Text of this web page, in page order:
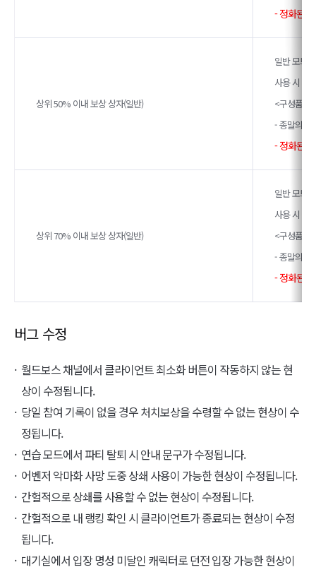
- 정화된
상위 50% 이내 보상 상자(일반)
일반 모드
사용 시 아
<구성품>
- 종말의 계
- 정화된
상위 70% 이내 보상 상자(일반)
일반 모드
사용 시 아
<구성품>
- 종말의 계
- 정화된
버그 수정
월드보스 채널에서 클라이언트 최소화 버튼이 작동하지 않는 현
상이 수정됩니다.
당일 참여 기록이 없을 경우 처치보상을 수령할 수 없는 현상이 수
정됩니다.
연습 모드에서 파티 탈퇴 시 안내 문구가 수정됩니다.
어벤저 악마화 사망 도중 상쇄 사용이 가능한 현상이 수정됩니다.
간헐적으로 상쇄를 사용할 수 없는 현상이 수정됩니다.
간헐적으로 내 랭킹 확인 시 클라이언트가 종료되는 현상이 수정
됩니다.
대기실에서 입장 명성 미달인 캐릭터로 던전 입장 가능한 현상이